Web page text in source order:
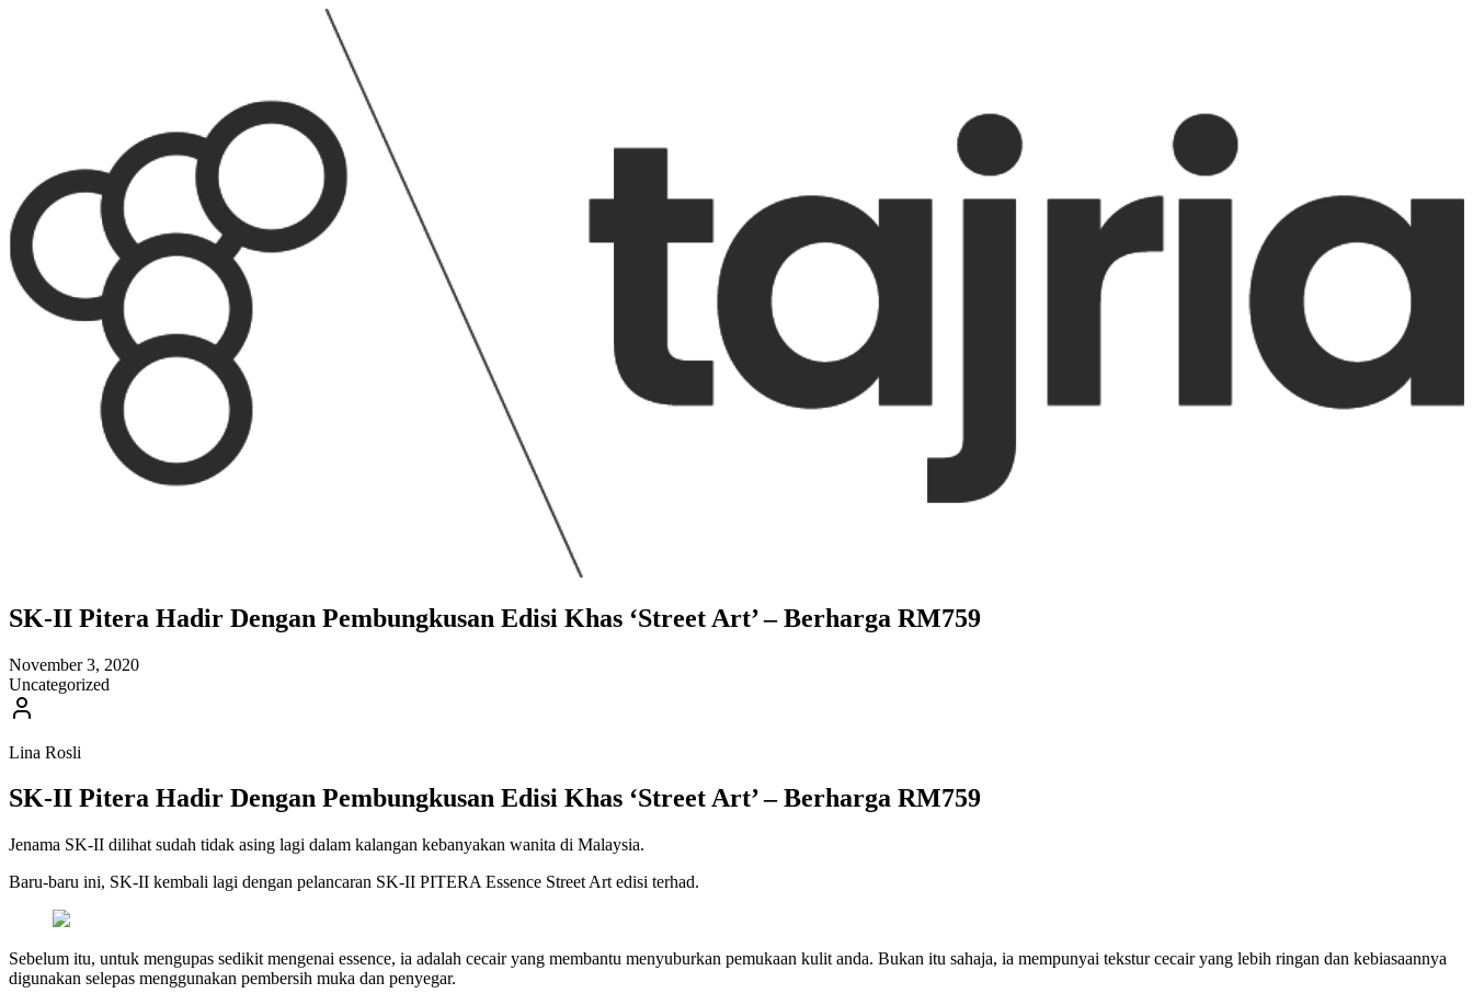
SK-II Pitera Hadir Dengan Pembungkusan Edisi Khas ‘Street Art’ – Berharga RM759
November 3, 2020
Uncategorized
Lina Rosli
SK-II Pitera Hadir Dengan Pembungkusan Edisi Khas ‘Street Art’ – Berharga RM759
Jenama SK-II dilihat sudah tidak asing lagi dalam kalangan kebanyakan wanita di Malaysia.
Baru-baru ini, SK-II kembali lagi dengan pelancaran SK-II PITERA Essence Street Art edisi terhad.
Sebelum itu, untuk mengupas sedikit mengenai essence, ia adalah cecair yang membantu menyuburkan pemukaan kulit anda. Bukan itu sahaja, ia mempunyai tekstur cecair yang lebih ringan dan kebiasaannya
digunakan selepas menggunakan pembersih muka dan penyegar.